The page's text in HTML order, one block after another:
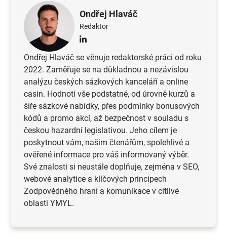
Ondřej Hlaváč
Redaktor
Ondřej Hlaváč se věnuje redaktorské práci od roku
2022. Zaměřuje se na důkladnou a nezávislou
analýzu českých sázkových kanceláří a online
casin. Hodnotí vše podstatné, od úrovně kurzů a
šíře sázkové nabídky, přes podmínky bonusových
kódů a promo akcí, až bezpečnost v souladu s
českou hazardní legislativou. Jeho cílem je
poskytnout vám, našim čtenářům, spolehlivé a
ověřené informace pro váš informovaný výběr.
Své znalosti si neustále doplňuje, zejména v SEO,
webové analytice a klíčových principech
Zodpovědného hraní a komunikace v citlivé
oblasti YMYL.